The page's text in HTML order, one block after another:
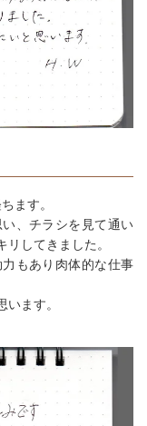
ます。
、チラシを見て通い
してきました。
もあり肉体的な仕事
ます。